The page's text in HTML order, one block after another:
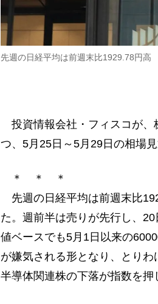
先週の日経平均は前週末比1929.78円高
投資情報会社・フィスコが、
つ、5月25日～5月29日の相場見
＊ ＊ ＊
先週の日経平均は前週末比
た。週前半は売りが先行し、
値ベースでも5月1日以来の
が嫌気される形となり、とり
半導体関連株の下落が指数を押